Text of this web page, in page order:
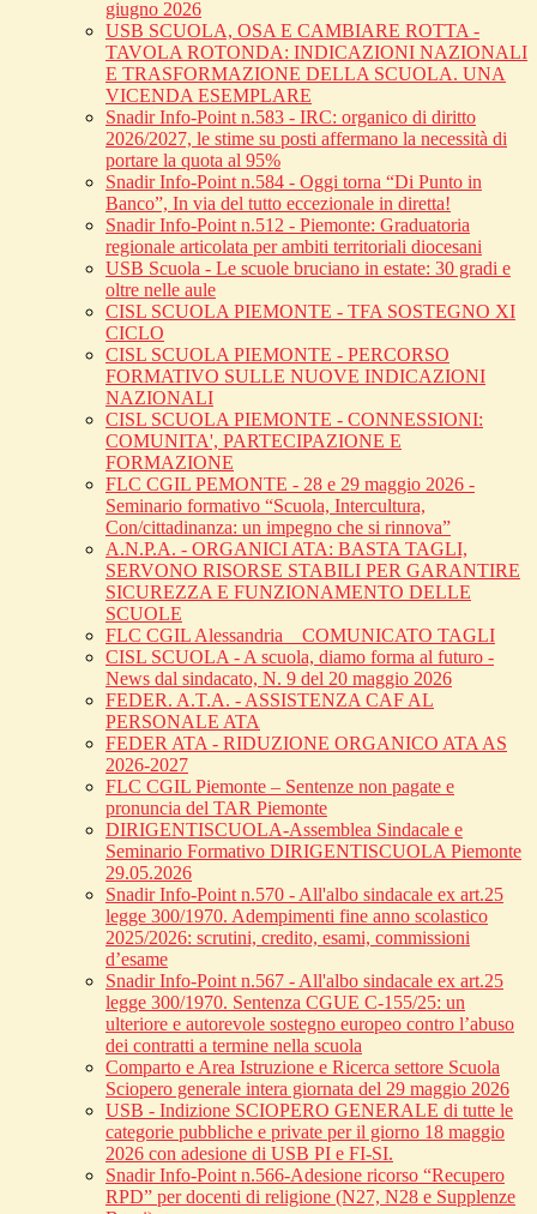
giugno 2026
USB SCUOLA, OSA E CAMBIARE ROTTA -
TAVOLA ROTONDA: INDICAZIONI NAZIONALI
E TRASFORMAZIONE DELLA SCUOLA. UNA
VICENDA ESEMPLARE
Snadir Info-Point n.583 - IRC: organico di diritto
2026/2027, le stime su posti affermano la necessità di
portare la quota al 95%
Snadir Info-Point n.584 - Oggi torna “Di Punto in
Banco”, In via del tutto eccezionale in diretta!
Snadir Info-Point n.512 - Piemonte: Graduatoria
regionale articolata per ambiti territoriali diocesani
USB Scuola - Le scuole bruciano in estate: 30 gradi e
oltre nelle aule
CISL SCUOLA PIEMONTE - TFA SOSTEGNO XI
CICLO
CISL SCUOLA PIEMONTE - PERCORSO
FORMATIVO SULLE NUOVE INDICAZIONI
NAZIONALI
CISL SCUOLA PIEMONTE - CONNESSIONI:
COMUNITA', PARTECIPAZIONE E
FORMAZIONE
FLC CGIL PEMONTE - 28 e 29 maggio 2026 -
Seminario formativo “Scuola, Intercultura,
Con/cittadinanza: un impegno che si rinnova”
A.N.P.A. - ORGANICI ATA: BASTA TAGLI,
SERVONO RISORSE STABILI PER GARANTIRE
SICUREZZA E FUNZIONAMENTO DELLE
SCUOLE
FLC CGIL Alessandria _ COMUNICATO TAGLI
CISL SCUOLA - A scuola, diamo forma al futuro -
News dal sindacato, N. 9 del 20 maggio 2026
FEDER. A.T.A. - ASSISTENZA CAF AL
PERSONALE ATA
FEDER ATA - RIDUZIONE ORGANICO ATA AS
2026-2027
FLC CGIL Piemonte – Sentenze non pagate e
pronuncia del TAR Piemonte
DIRIGENTISCUOLA-Assemblea Sindacale e
Seminario Formativo DIRIGENTISCUOLA Piemonte
29.05.2026
Snadir Info-Point n.570 - All'albo sindacale ex art.25
legge 300/1970. Adempimenti fine anno scolastico
2025/2026: scrutini, credito, esami, commissioni
d’esame
Snadir Info-Point n.567 - All'albo sindacale ex art.25
legge 300/1970. Sentenza CGUE C‑155/25: un
ulteriore e autorevole sostegno europeo contro l’abuso
dei contratti a termine nella scuola
Comparto e Area Istruzione e Ricerca settore Scuola
Sciopero generale intera giornata del 29 maggio 2026
USB - Indizione SCIOPERO GENERALE di tutte le
categorie pubbliche e private per il giorno 18 maggio
2026 con adesione di USB PI e FI-SI.
Snadir Info-Point n.566-Adesione ricorso “Recupero
RPD” per docenti di religione (N27, N28 e Supplenze